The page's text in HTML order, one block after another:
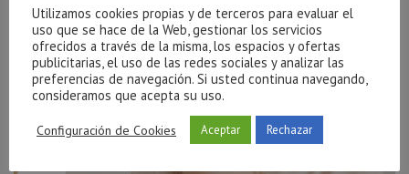
Utilizamos cookies propias y de terceros para evaluar el
uso que se hace de la Web, gestionar los servicios
ofrecidos a través de la misma, los espacios y ofertas
publicitarias, el uso de las redes sociales y analizar las
preferencias de navegación. Si usted continua navegando,
consideramos que acepta su uso.
Configuración de Cookies Aceptar Rechazar